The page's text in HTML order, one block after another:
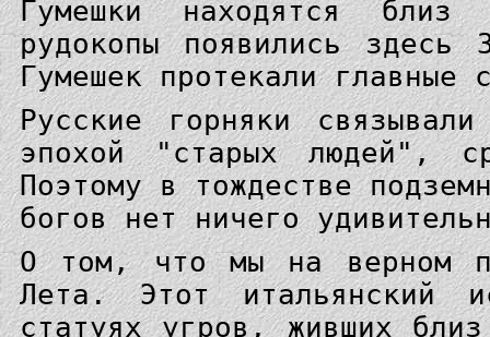
Гумешки находятся
рудокопы появились
Гумешек протекали главные
Русские горняки
эпохой "старых людей",
Поэтому в тождестве
богов нет ничего
О том, что мы на верном
Лета. Этот итальянский
статуях угров, живших